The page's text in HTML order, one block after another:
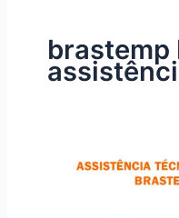
brastemp